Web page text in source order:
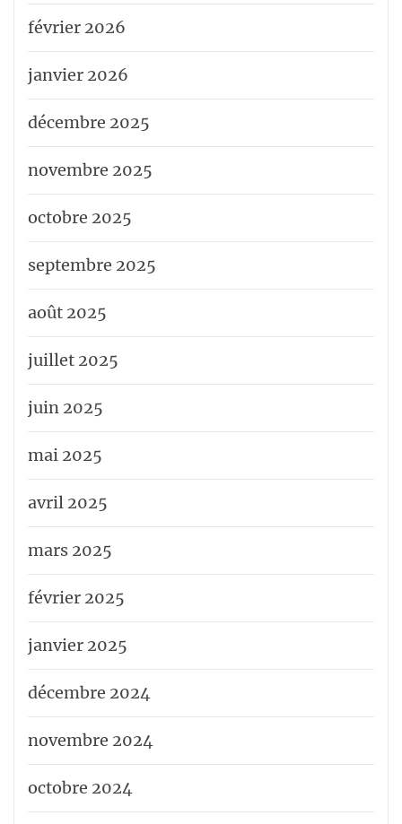
février 2026
janvier 2026
décembre 2025
novembre 2025
octobre 2025
septembre 2025
août 2025
juillet 2025
juin 2025
mai 2025
avril 2025
mars 2025
février 2025
janvier 2025
décembre 2024
novembre 2024
octobre 2024